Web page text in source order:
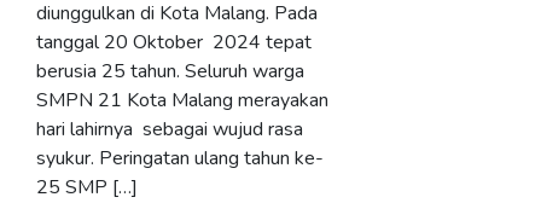
diunggulkan di Kota Malang. Pada
tanggal 20 Oktober 2024 tepat
berusia 25 tahun. Seluruh warga
SMPN 21 Kota Malang merayakan
hari lahirnya sebagai wujud rasa
syukur. Peringatan ulang tahun ke-
25 SMP […]